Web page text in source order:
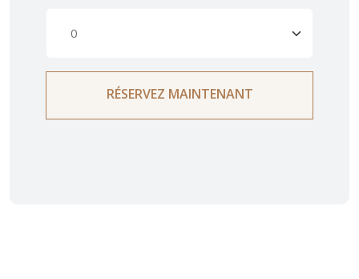
RÉSERVEZ MAINTENANT